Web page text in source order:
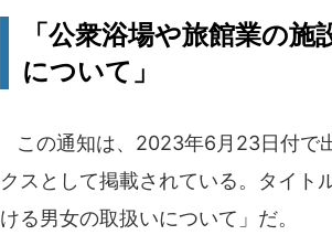
「公衆浴場や旅館業の
について」
この通知は、2023年6月23日付で
クスとして掲載されている。タイト
ける男女の取扱いについて」だ。